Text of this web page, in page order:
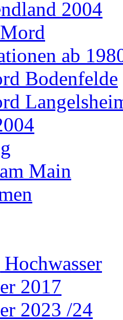
2004
ab
Bodenfelde
Main
2017
2023 /24